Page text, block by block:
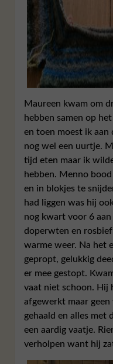
Maureen kwam om
hebben samen op
en toen moest ik
nog wel een uurtje.
tijd eten maar ik
hebben. Menno
en in blokjes te
had liggen was hij
nog kwart voor 6
doperwten en
warme weer. Na het
gepropt, gelukkig
er mee gestopt.
vaat niet schoon. Hij
afgewerkt maar geen
gehaald en alles met
een aardig vaatje.
verholpen want hij